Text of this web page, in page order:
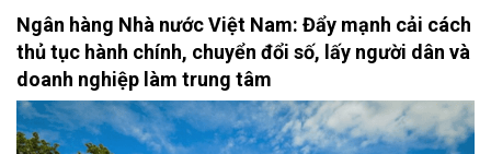
Ngân hàng Nhà nước Việt Nam: Đẩy mạnh cải cách
thủ tục hành chính, chuyển đổi số, lấy người dân và
doanh nghiệp làm trung tâm